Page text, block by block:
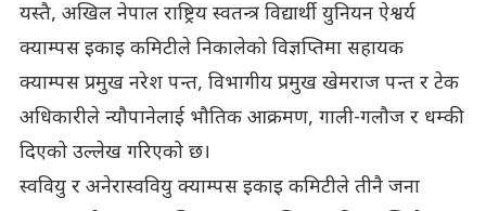
यस्तै, अखिल नेपाल राष्ट्रिय स्वतन्त्र विद्यार्थी युनियन ऐश्वर्य
क्याम्पस इकाइ कमिटीले निकालेको विज्ञप्तिमा सहायक
क्याम्पस प्रमुख नरेश पन्त, विभागीय प्रमुख खेमराज पन्त र टेक
अधिकारीले न्यौपानेलाई भौतिक आक्रमण, गाली-गलौज र धम्की
दिएको उल्लेख गरिएको छ।
स्ववियु र अनेरास्ववियु क्याम्पस इकाइ कमिटीले तीनै जना